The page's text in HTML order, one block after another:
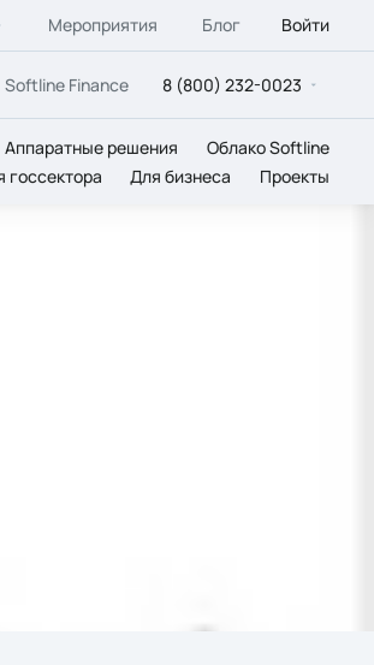
Мероприятия Блог Войти
Softline Finance 8 (800) 232-0023
Аппаратные решения
Облако Softline
госсектора Для бизнеса Проекты